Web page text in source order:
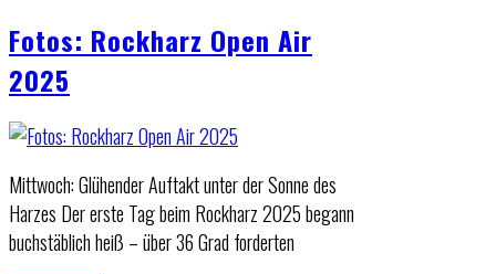
Fotos: Rockharz Open Air
2025
Mittwoch: Glühender Auftakt unter der Sonne des
Harzes Der erste Tag beim Rockharz 2025 begann
buchstäblich heiß – über 36 Grad forderten